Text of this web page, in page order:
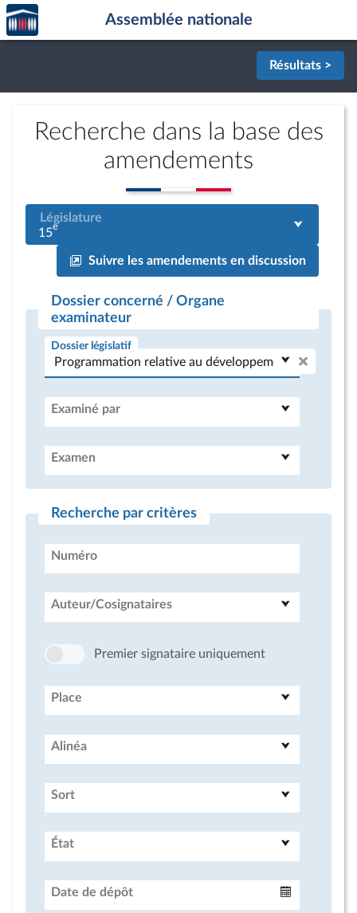
Aller au contenu
Aller en bas de la page
Accèder
à la
page
Assemblée nationale
Résultats >
Recherche dans la base des
amendements
Législature
15e
Suivre les amendements en discussion
Dossier concerné / Organe
examinateur
Dossier législatif
Examiné par
Examen
Recherche par critères
Numéro
Auteur/Cosignataires
Premier signataire uniquement
Place
Alinéa
Sort
État
Date de dépôt